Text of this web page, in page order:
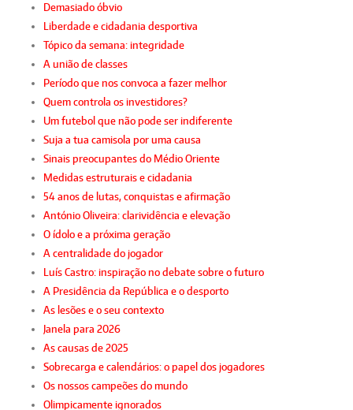
Demasiado óbvio
Liberdade e cidadania desportiva
Tópico da semana: integridade
A união de classes
Período que nos convoca a fazer melhor
Quem controla os investidores?
Um futebol que não pode ser indiferente
Suja a tua camisola por uma causa
Sinais preocupantes do Médio Oriente
Medidas estruturais e cidadania
54 anos de lutas, conquistas e afirmação
António Oliveira: clarividência e elevação
O ídolo e a próxima geração
A centralidade do jogador
Luís Castro: inspiração no debate sobre o futuro
A Presidência da República e o desporto
As lesões e o seu contexto
Janela para 2026
As causas de 2025
Sobrecarga e calendários: o papel dos jogadores
Os nossos campeões do mundo
Olimpicamente ignorados